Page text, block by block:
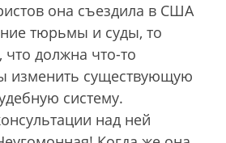
она съездила в США
тюрьмы и суды, то
должна что-то
изменить существующую
систему.
над ней